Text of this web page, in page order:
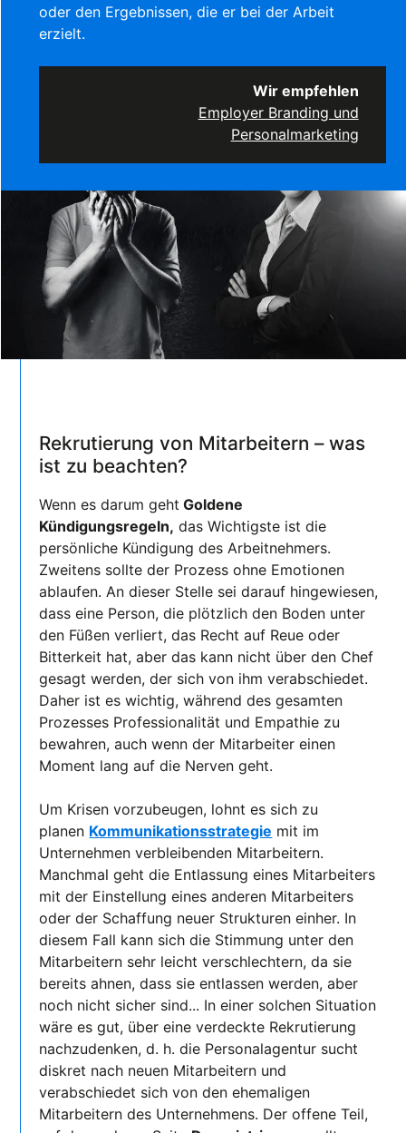
oder den Ergebnissen, die er bei der Arbeit
erzielt.
Wir empfehlen
Employer Branding und
Personalmarketing
Rekrutierung von Mitarbeitern – was
ist zu beachten?
Wenn es darum geht Goldene
Kündigungsregeln, das Wichtigste ist die
persönliche Kündigung des Arbeitnehmers.
Zweitens sollte der Prozess ohne Emotionen
ablaufen. An dieser Stelle sei darauf hingewiesen,
dass eine Person, die plötzlich den Boden unter
den Füßen verliert, das Recht auf Reue oder
Bitterkeit hat, aber das kann nicht über den Chef
gesagt werden, der sich von ihm verabschiedet.
Daher ist es wichtig, während des gesamten
Prozesses Professionalität und Empathie zu
bewahren, auch wenn der Mitarbeiter einen
Moment lang auf die Nerven geht.
Um Krisen vorzubeugen, lohnt es sich zu
planen Kommunikationsstrategie mit im
Unternehmen verbleibenden Mitarbeitern.
Manchmal geht die Entlassung eines Mitarbeiters
mit der Einstellung eines anderen Mitarbeiters
oder der Schaffung neuer Strukturen einher. In
diesem Fall kann sich die Stimmung unter den
Mitarbeitern sehr leicht verschlechtern, da sie
bereits ahnen, dass sie entlassen werden, aber
noch nicht sicher sind... In einer solchen Situation
wäre es gut, über eine verdeckte Rekrutierung
nachzudenken, d. h. die Personalagentur sucht
diskret nach neuen Mitarbeitern und
verabschiedet sich von den ehemaligen
Mitarbeitern des Unternehmens. Der offene Teil,